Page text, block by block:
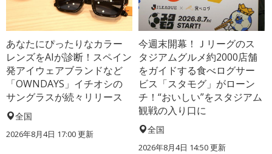
あなたにぴったりなカラー
レンズをAIが診断！スペイン
発アイウェアブランドなど
「OWNDAYS」イチオシの
サングラスが続々リリース
全国
2026年8月4日 17:00更新
今週末開幕！Ｊリーグのス
タジアムグルメ約2000店舗
をガイドする食べログサー
ビス「スタモグ」がローン
チ！“おいしい”をスタジアム
観戦の入り口に
全国
2026年8月4日 14:50更新